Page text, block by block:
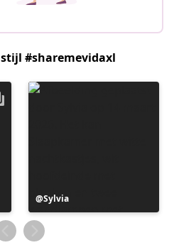
#sharemevidaxl
Bericht
gepubliceerd
door
Sylvia